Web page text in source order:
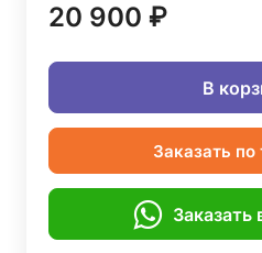
20 900 ₽
В
Заказать по
Заказать